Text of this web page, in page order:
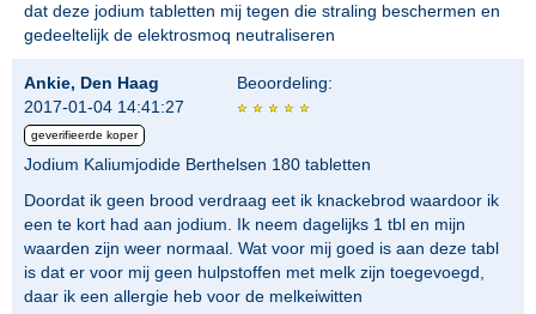
dat deze jodium tabletten mij tegen die straling beschermen en
gedeeltelijk de elektrosmoq neutraliseren
Ankie, Den Haag
2017-01-04 14:41:27
geverifieerde koper
Beoordeling:
Jodium Kaliumjodide Berthelsen 180 tabletten
Doordat ik geen brood verdraag eet ik knackebrod waardoor ik
een te kort had aan jodium. Ik neem dagelijks 1 tbl en mijn
waarden zijn weer normaal. Wat voor mij goed is aan deze tabl
is dat er voor mij geen hulpstoffen met melk zijn toegevoegd,
daar ik een allergie heb voor de melkeiwitten